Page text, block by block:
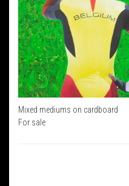
Mixed mediums on cardboard
For sale